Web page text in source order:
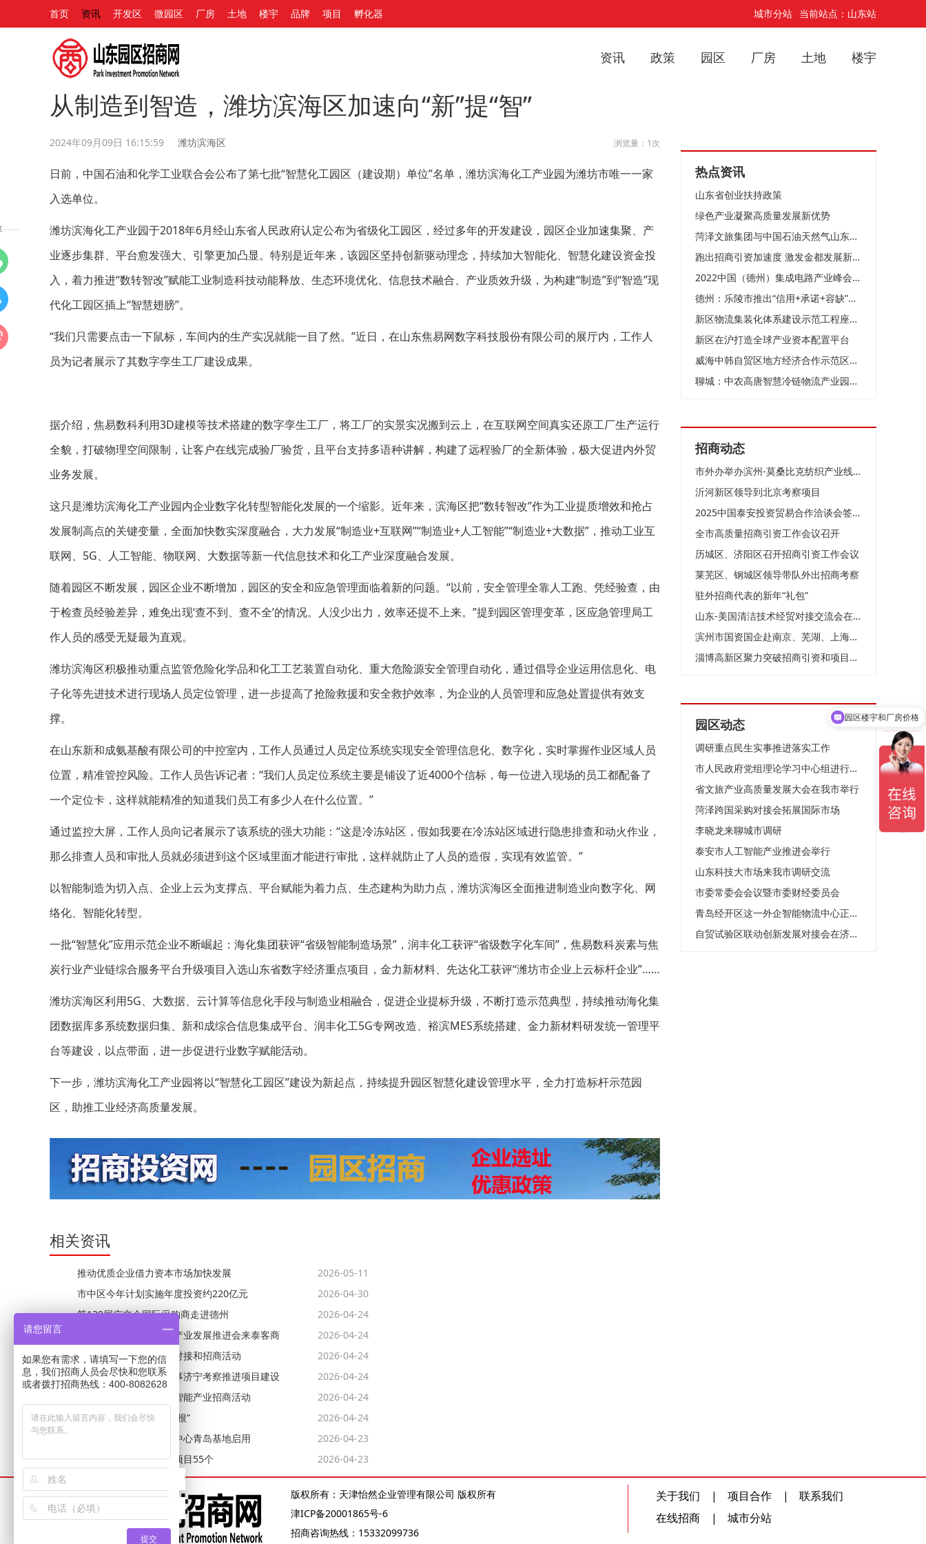
首页 资讯 开发区 微园区 厂房 土地 楼宇 品牌 项目 孵化器 城市分站 当前站点：山东站
资讯 政策 园区 厂房 土地 楼宇
从制造到智造，潍坊滨海区加速向“新”提“智”
2024年09月09日 16:15:59 潍坊滨海区 浏览量：1次
日前，中国石油和化学工业联合会公布了第七批“智慧化工园区（建设期）单位”名单，潍坊滨海化工产业园为潍坊市唯一一家
入选单位。
潍坊滨海化工产业园于2018年6月经山东省人民政府认定公布为省级化工园区，经过多年的开发建设，园区企业加速集聚、产
业逐步集群、平台愈发强大、引擎更加凸显。特别是近年来，该园区坚持创新驱动理念，持续加大智能化、智慧化建设资金投
入，着力推进“数转智改”赋能工业制造科技动能释放、生态环境优化、信息技术融合、产业质效升级，为构建“制造”到“智造”现
代化工园区插上“智慧翅膀”。
“我们只需要点击一下鼠标，车间内的生产实况就能一目了然。”近日，在山东焦易网数字科技股份有限公司的展厅内，工作人
员为记者展示了其数字孪生工厂建设成果。
据介绍，焦易数科利用3D建模等技术搭建的数字孪生工厂，将工厂的实景实况搬到云上，在互联网空间真实还原工厂生产运行
全貌，打破物理空间限制，让客户在线完成验厂验货，且平台支持多语种讲解，构建了远程验厂的全新体验，极大促进内外贸
业务发展。
这只是潍坊滨海化工产业园内企业数字化转型智能化发展的一个缩影。近年来，滨海区把“数转智改”作为工业提质增效和抢占
发展制高点的关键变量，全面加快数实深度融合，大力发展“制造业+互联网”“制造业+人工智能”“制造业+大数据”，推动工业互
联网、5G、人工智能、物联网、大数据等新一代信息技术和化工产业深度融合发展。
随着园区不断发展，园区企业不断增加，园区的安全和应急管理面临着新的问题。“以前，安全管理全靠人工跑、凭经验查，由
于检查员经验差异，难免出现‘查不到、查不全’的情况。人没少出力，效率还提不上来。”提到园区管理变革，区应急管理局工
作人员的感受无疑最为直观。
潍坊滨海区积极推动重点监管危险化学品和化工工艺装置自动化、重大危险源安全管理自动化，通过倡导企业运用信息化、电
子化等先进技术进行现场人员定位管理，进一步提高了抢险救援和安全救护效率，为企业的人员管理和应急处置提供有效支
撑。
在山东新和成氨基酸有限公司的中控室内，工作人员通过人员定位系统实现安全管理信息化、数字化，实时掌握作业区域人员
位置，精准管控风险。工作人员告诉记者：“我们人员定位系统主要是铺设了近4000个信标，每一位进入现场的员工都配备了
一个定位卡，这样就能精准的知道我们员工有多少人在什么位置。”
通过监控大屏，工作人员向记者展示了该系统的强大功能：“这是冷冻站区，假如我要在冷冻站区域进行隐患排查和动火作业，
那么排查人员和审批人员就必须进到这个区域里面才能进行审批，这样就防止了人员的造假，实现有效监管。”
以智能制造为切入点、企业上云为支撑点、平台赋能为着力点、生态建构为助力点，潍坊滨海区全面推进制造业向数字化、网
络化、智能化转型。
一批“智慧化”应用示范企业不断崛起：海化集团获评“省级智能制造场景”，润丰化工获评“省级数字化车间”，焦易数科炭素与焦
炭行业产业链综合服务平台升级项目入选山东省数字经济重点项目，金力新材料、先达化工获评“潍坊市企业上云标杆企业”……
潍坊滨海区利用5G、大数据、云计算等信息化手段与制造业相融合，促进企业提标升级，不断打造示范典型，持续推动海化集
团数据库多系统数据归集、新和成综合信息集成平台、润丰化工5G专网改造、裕滨MES系统搭建、金力新材料研发统一管理平
台等建设，以点带面，进一步促进行业数字赋能活动。
下一步，潍坊滨海化工产业园将以“智慧化工园区”建设为新起点，持续提升园区智慧化建设管理水平，全力打造标杆示范园
区，助推工业经济高质量发展。
相关资讯
推动优质企业借力资本市场加快发展
2026-05-11
市中区今年计划实施年度投资约220亿元
2026-04-30
第139届广交会国际采购商走进德州
2026-04-24
中国高端氟硅电子材料产业发展推进会来泰客商
2026-04-24
赴长三角地区开展项目对接和招商活动
2026-04-24
新加坡金鹰集团执行董事济宁考察推进项目建设
2026-04-24
市投资促进局开展人工智能产业招商活动
2026-04-24
让好项目在烟台“落地生根”
2026-04-24
国家先进计算产业创新中心青岛基地启用
2026-04-23
槐荫区一季度谋划储备项目55个
2026-04-23
热点资讯
山东省创业扶持政策
绿色产业凝聚高质量发展新优势
菏泽文旅集团与中国石油天然气山东菏泽销售分公司举行“党建共建”签约仪式
跑出招商引资加速度 激发金都发展新动能
2022中国（德州）集成电路产业峰会举行4项目落户天衢新区 总投资25亿元
德州：乐陵市推出“信用+承诺+容缺”三联急速审批模式，为企业纾困解难
新区物流集装化体系建设示范工程座谈会召开
新区在沪打造全球产业资本配置平台
威海中韩自贸区地方经济合作示范区与海南自贸港开展联动合作交流
聊城：中农高唐智慧冷链物流产业园招商启动暨全国商家签约入驻仪式盛大举行
招商动态
市外办举办滨州-莫桑比克纺织产业线上合作洽谈会
沂河新区领导到北京考察项目
2025中国泰安投资贸易合作洽谈会签约项目评审会召开
全市高质量招商引资工作会议召开
历城区、济阳区召开招商引资工作会议
莱芜区、钢城区领导带队外出招商考察
驻外招商代表的新年“礼包”
山东-美国清洁技术经贸对接交流会在济南成功举办
滨州市国资国企赴南京、芜湖、上海开展招商考察
淄博高新区聚力突破招商引资和项目建设动员大会召开
园区动态
调研重点民生实事推进落实工作
市人民政府党组理论学习中心组进行集体学习
省文旅产业高质量发展大会在我市举行
菏泽跨国采购对接会拓展国际市场
李晓龙来聊城市调研
泰安市人工智能产业推进会举行
山东科技大市场来我市调研交流
市委常委会会议暨市委财经委员会
青岛经开区这一外企智能物流中心正加速建设
自贸试验区联动创新发展对接会在济南举办
关于我们 | 项目合作 |
联系我们
在线招商
| 城市分站
版权所有：天津怡然企业管理有限公司 版权所有
津ICP备20001865号-6
招商咨询热线： 15332099736
园区楼宇和厂房价格
请您留言
如果您有需求，请填写一下您的信
息，我们招商人员会尽快和您联系
或者拨打招商热线：400-8082628
提交